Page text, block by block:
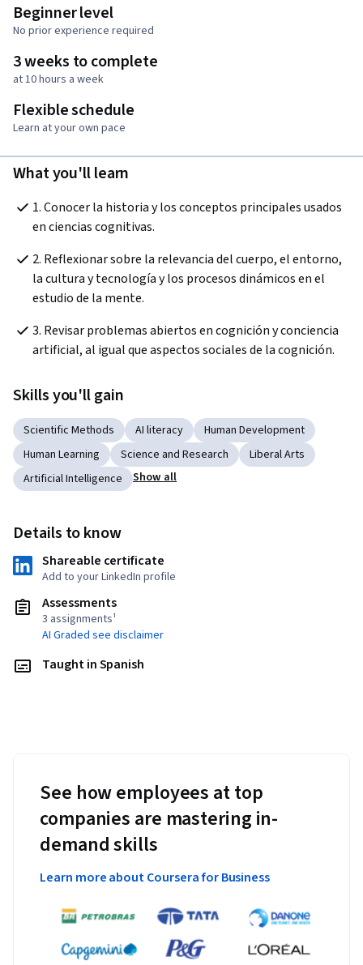
Beginner level
No prior experience required
3 weeks to complete
at 10 hours a week
Flexible schedule
Learn at your own pace
What you'll learn
1. Conocer la historia y los conceptos principales usados
en ciencias cognitivas.
2. Reflexionar sobre la relevancia del cuerpo, el entorno,
la cultura y tecnología y los procesos dinámicos en el
estudio de la mente.
3. Revisar problemas abiertos en cognición y conciencia
artificial, al igual que aspectos sociales de la cognición.
Skills you'll gain
Scientific Methods AI literacy
Human Development
Human Learning
Science and Research
Liberal Arts
Artificial Intelligence
Show all
Details to know
Shareable certificate
Add to your LinkedIn profile
Assessments
3 assignments¹
AI Graded see disclaimer
Taught in Spanish
See how employees at top
companies are mastering in-
demand skills
Learn more about Coursera for Business